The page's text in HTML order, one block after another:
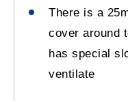
There is a
cover around
has special
ventilate